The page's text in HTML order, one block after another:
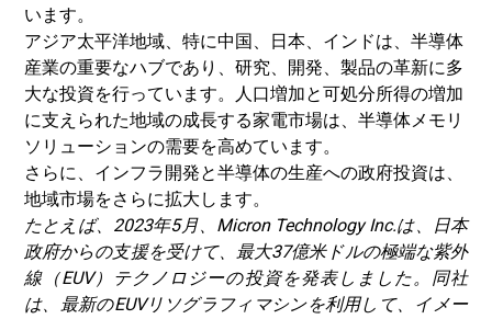
います。
アジア太平洋地域、特に中国、日本、インドは、半導体
産業の重要なハブであり、研究、開発、製品の革新に多
大な投資を行っています。人口増加と可処分所得の増加
に支えられた地域の成長する家電市場は、半導体メモリ
ソリューションの需要を高めています。
さらに、インフラ開発と半導体の生産への政府投資は、
地域市場をさらに拡大します。
たとえば、2023年5月、Micron Technology Inc.は、日本
政府からの支援を受けて、最大37億米ドルの極端な紫外
線（EUV）テクノロジーの投資を発表しました。同社
は、最新のEUVリソグラフィマシンを利用して、イメー